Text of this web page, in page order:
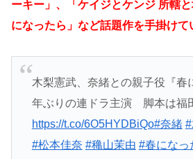
ーキー」、「 ケイジとケンジ 所轄と
になったら」など話題作を手掛けて
木梨憲武、奈緒との親子役『春
年ぶりの連ドラ主演 脚本は福
https://t.co/6O5HYDBiQo#奈緒
#松本佳奈 #穐山茉由 #春になっ